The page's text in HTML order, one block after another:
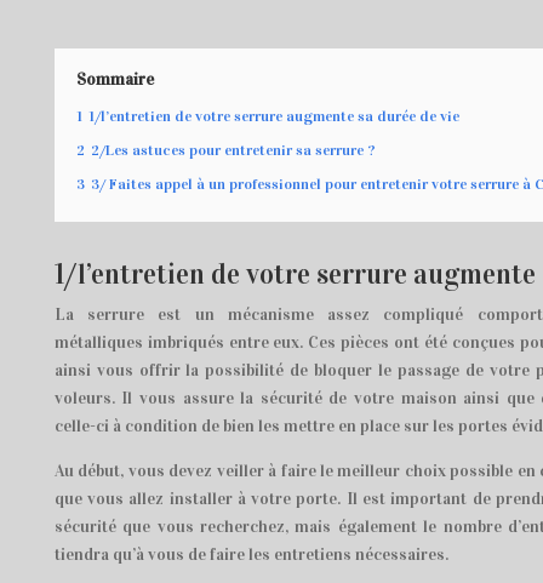
Sommaire
1 1/l’entretien de votre serrure augmente sa durée de vie
2 2/Les astuces pour entretenir sa serrure ?
3 3/ Faites appel à un professionnel pour entretenir votre serrure à
1/l’entretien de votre serrure augmente
La serrure est un mécanisme assez compliqué
métalliques imbriqués entre eux. Ces pièces ont été conçues
ainsi vous offrir la possibilité de bloquer le passage de votre
voleurs. Il vous assure la sécurité de votre maison ainsi que
celle-ci à condition de bien les mettre en place sur les portes
Au début, vous devez veiller à faire le meilleur choix possible en
que vous allez installer à votre porte. Il est important de
sécurité que vous recherchez, mais également le nombre
tiendra qu’à vous de faire les entretiens nécessaires.